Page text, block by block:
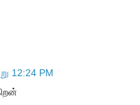
12:24 PM